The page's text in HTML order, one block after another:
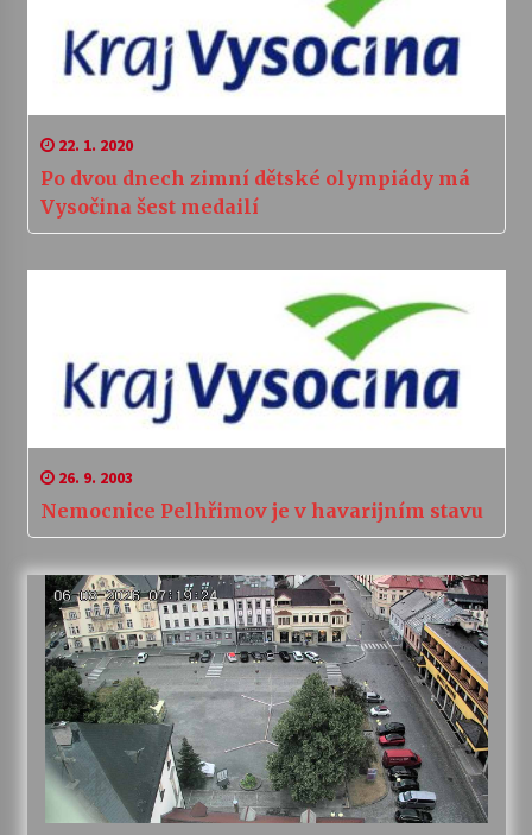
22. 1. 2020
Po dvou dnech zimní dětské olympiády má
Vysočina šest medailí
26. 9. 2003
Nemocnice Pelhřimov je v havarijním stavu